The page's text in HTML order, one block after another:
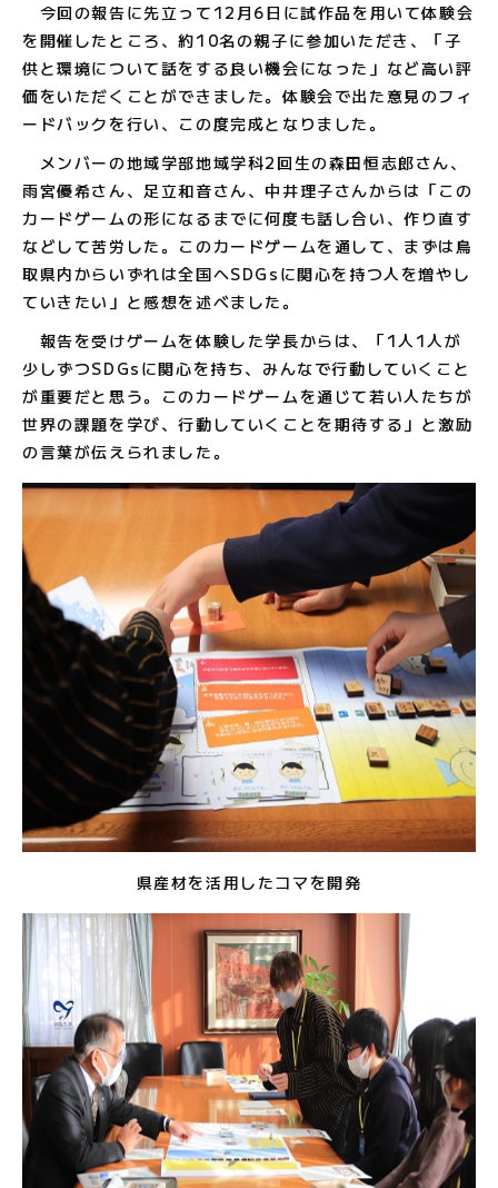
今回の報告に先立って12月6日に試作品を用いて体験会
を開催したところ、約10名の親子に参加いただき、「子
供と環境について話をする良い機会になった」など高い評
価をいただくことができました。体験会で出た意見のフィ
ードバックを行い、この度完成となりました。
メンバーの地域学部地域学科2回生の森田恒志郎さん、
雨宮優希さん、足立和音さん、中井理子さんからは「この
カードゲームの形になるまでに何度も話し合い、作り直す
などして苦労した。このカードゲームを通して、まずは鳥
取県内からいずれは全国へSDGsに関心を持つ人を増やし
ていきたい」と感想を述べました。
報告を受けゲームを体験した学長からは、「1人1人が
少しずつSDGsに関心を持ち、みんなで行動していくこと
が重要だと思う。このカードゲームを通じて若い人たちが
世界の課題を学び、行動していくことを期待する」と激励
の言葉が伝えられました。
県産材を活用したコマを開発